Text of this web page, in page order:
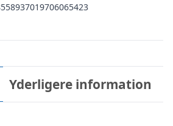
Yderligere information